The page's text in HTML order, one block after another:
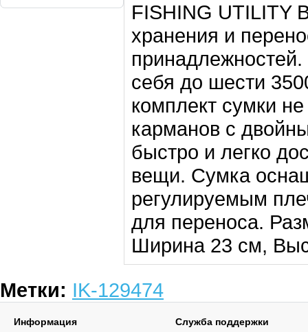
FISHING UTILITY
хранения и
себя до шести
комплект сумки
карманов с
быстро и легко
вещи. Сумка
регулируемым
для переноса.
Ширина 23 см,
Метки: IK-129474
Информация Служба поддержки